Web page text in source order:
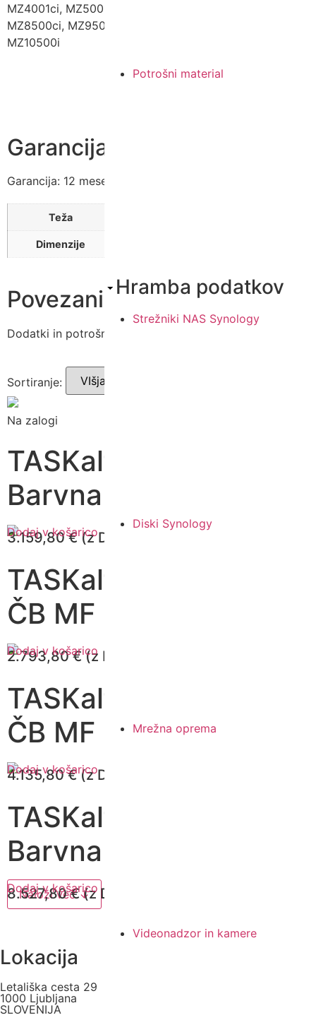
Potrošni material
Hramba podatkov
Strežniki NAS Synology
Diski Synology
Mrežna oprema
Videonadzor in kamere
MZ4001ci, MZ5001ci, MZ6001ci, MZ7001ci, MZ7500ci,
MZ8500ci, MZ9500ci, MZ7500i, MZ8500i, MZ9500i,
MZ10500i
Garancija
Garancija: 12 mesecev
Teža
Dimenzije
Povezani izdelki
Dodatki in potrošni material, ki ustreza temu izdelku.
Sortiranje:
Na zalogi
TASKalfa MZ2501ci -
Barvna MF naprav...
3.159,80€(z DDV)
Dodaj v košarico
TASKalfa MZ3200i -
ČB MF naprava A3,...
2.793,80€(z DDV)
Dodaj v košarico
TASKalfa MZ4000i -
ČB MF naprava A3,...
4.135,80€(z DDV)
Dodaj v košarico
TASKalfa MZ7001ci -
Barvna MF naprav...
8.527,80€(z DDV)
Dodaj v košarico
Naloži več ↓
Lokacija
Letališka cesta 29
1000 Ljubljana
SLOVENIJA